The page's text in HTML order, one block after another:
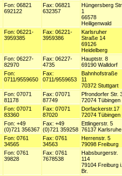
Fon: 06821
692122
Fax: 06821
632357
Hüngersberg
1
66578
Heiligenwald
Fon: 06221-
3959385
Fax: 06221-
3959386
Karlsruher
Straße 14
69126
Heidelberg
Fon: 06227-
82970
Fax: 06227-
4735
Hauptstr. 8
69190 Walldorf
Fon:
0711/9559650
Fax:
0711/9559653
Bahnhofstraße
11
70372 Stuttgart
Fon: 07071
81178
Fax: 07071
87749
Pfrondorfer Str.
72074 Tübingen
Fon: 07071
83360
Fax: 07071
87020
Dorfackerstr.17
72074 Tübingen
Fon: +49
(0)721 356367
Fax: +49
(0)721 359258
Ettlingerstr. 5
76137 Karlsruhe
Fon: 0761
34565
Fax: 0761
34563
Herrenstr. 5
79098 Freiburg
Fon: 0761
39828
Fax: 0761
7678538
Habsburgerstr.
114
79104 Freiburg i.
Br.